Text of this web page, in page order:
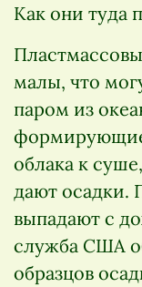
Как они туда
малы, что
паром из
облака к
дают осадки.
выпадают с
служба США
образцов